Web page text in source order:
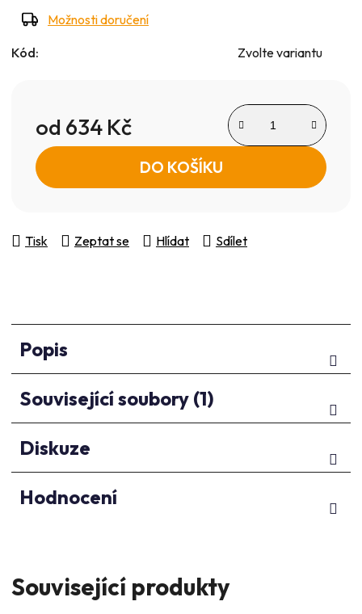
Možnosti doručení
Kód: Zvolte variantu
od 634 Kč
Měrná cena:
DO KOŠÍKU
Tisk Zeptat se Hlídat Sdílet
Popis
Související soubory (1)
Diskuze
Hodnocení
Související produkty